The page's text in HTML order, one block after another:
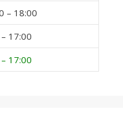
– 18:00
17:00
17:00